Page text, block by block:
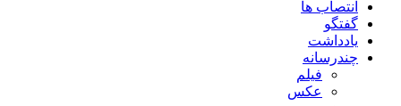
انتصاب ها
گفتگو
یادداشت
چندرسانه
فیلم
عکس